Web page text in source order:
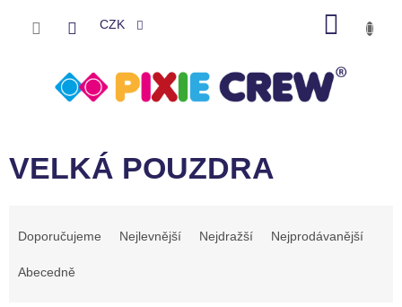
CZK
VELKÁ POUZDRA
Doporučujeme Nejlevnější Nejdražší Nejprodávanější
Abecedně